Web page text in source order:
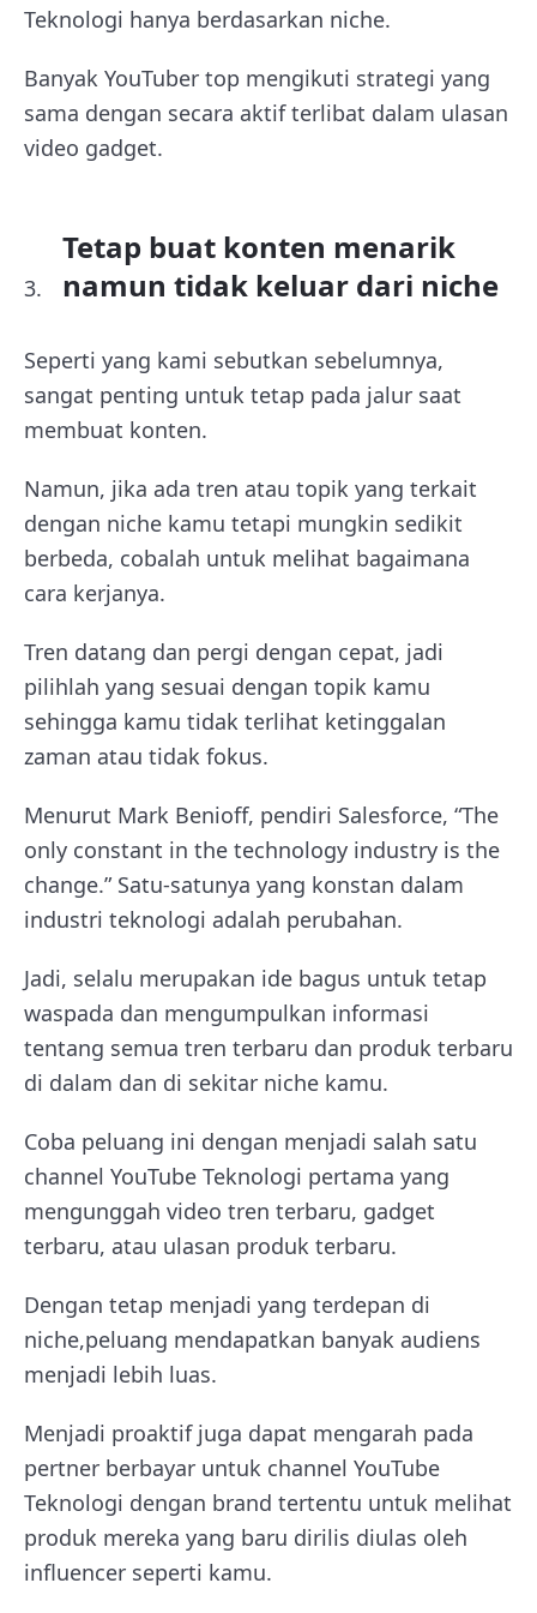
Teknologi hanya berdasarkan niche.
Banyak YouTuber top mengikuti strategi yang
sama dengan secara aktif terlibat dalam ulasan
video gadget.
Tetap buat konten menarik
namun tidak keluar dari niche
Seperti yang kami sebutkan sebelumnya,
sangat penting untuk tetap pada jalur saat
membuat konten.
Namun, jika ada tren atau topik yang terkait
dengan niche kamu tetapi mungkin sedikit
berbeda, cobalah untuk melihat bagaimana
cara kerjanya.
Tren datang dan pergi dengan cepat, jadi
pilihlah yang sesuai dengan topik kamu
sehingga kamu tidak terlihat ketinggalan
zaman atau tidak fokus.
Menurut Mark Benioff, pendiri Salesforce, “The
only constant in the technology industry is the
change.” Satu-satunya yang konstan dalam
industri teknologi adalah perubahan.
Jadi, selalu merupakan ide bagus untuk tetap
waspada dan mengumpulkan informasi
tentang semua tren terbaru dan produk terbaru
di dalam dan di sekitar niche kamu.
Coba peluang ini dengan menjadi salah satu
channel YouTube Teknologi pertama yang
mengunggah video tren terbaru, gadget
terbaru, atau ulasan produk terbaru.
Dengan tetap menjadi yang terdepan di
niche,peluang mendapatkan banyak audiens
menjadi lebih luas.
Menjadi proaktif juga dapat mengarah pada
pertner berbayar untuk channel YouTube
Teknologi dengan brand tertentu untuk melihat
produk mereka yang baru dirilis diulas oleh
influencer seperti kamu.